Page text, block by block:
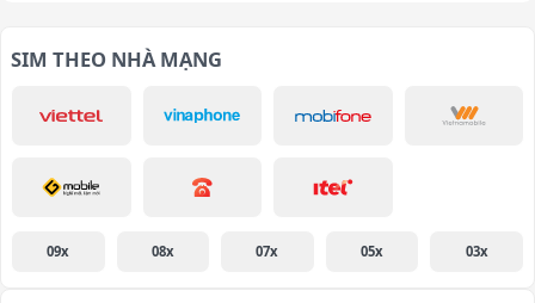
SIM THEO NHÀ MẠNG
09x 08x 07x 05x 03x